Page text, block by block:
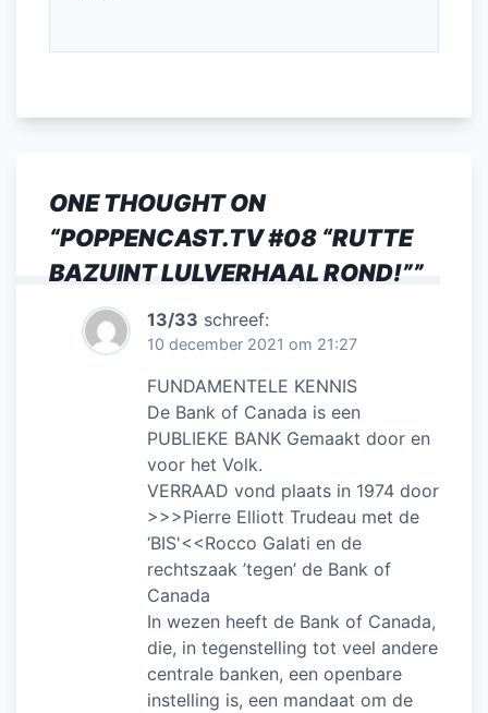
ONE THOUGHT ON
“POPPENCAST.TV #08 “RUTTE
BAZUINT LULVERHAAL ROND!””
13/33 schreef:
10 december 2021 om 21:27
FUNDAMENTELE KENNIS
De Bank of Canada is een
PUBLIEKE BANK Gemaakt door en
voor het Volk.
VERRAAD vond plaats in 1974 door
>>>Pierre Elliott Trudeau met de
‘BIS'<<Rocco Galati en de
rechtszaak ’tegen’ de Bank of
Canada
In wezen heeft de Bank of Canada,
die, in tegenstelling tot veel andere
centrale banken, een openbare
instelling is, een mandaat om de